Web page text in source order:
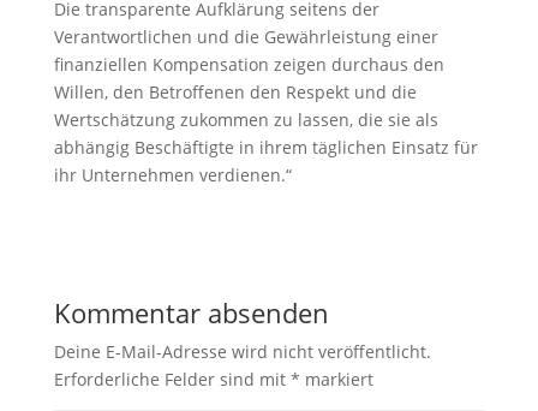
Die transparente Aufklärung seitens der
Verantwortlichen und die Gewährleistung einer
finanziellen Kompensation zeigen durchaus den
Willen, den Betroffenen den Respekt und die
Wertschätzung zukommen zu lassen, die sie als
abhängig Beschäftigte in ihrem täglichen Einsatz für
ihr Unternehmen verdienen.“
Kommentar absenden
Deine E-Mail-Adresse wird nicht veröffentlicht.
Erforderliche Felder sind mit * markiert